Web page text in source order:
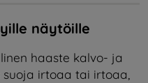
näytöille
haaste kalvo- ja
suoja irtoaa tai irtoaa,